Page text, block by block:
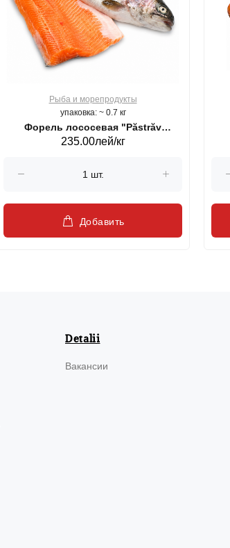
Рыба и морепродукты
упаковка: ~ 0.7 кг
Форель лососевая "Păstrăv
Moldovenesc"
235.00лей/кг
Добавить
Detalii
Вакансии